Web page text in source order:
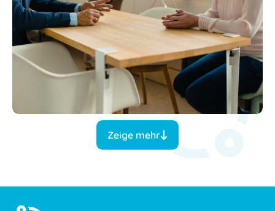
Zum Beitrag
Zeige mehr